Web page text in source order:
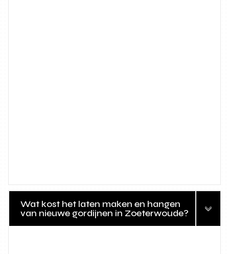
Wat kost het laten maken en hangen
van nieuwe gordijnen in Zoeterwoude?